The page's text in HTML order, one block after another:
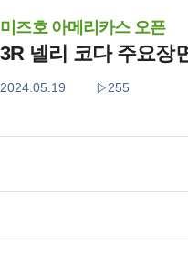
미즈호 아메리카스 오픈
3R 넬리 코다 주요장
2024.05.19 255